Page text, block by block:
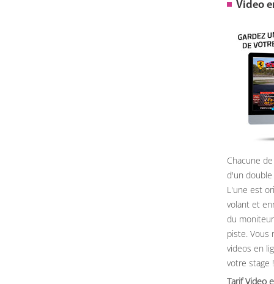
Video
Chacune
d'un
L'une est
volant et
du
piste. Vous
videos en
votre stage !
Tarif Video